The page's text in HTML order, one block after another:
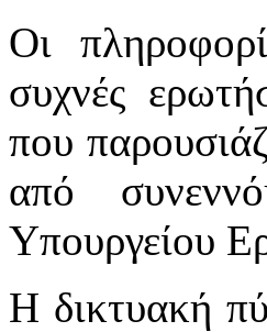
Οι
συχνές
που
από
Υπουργείου
Η δικτυακή